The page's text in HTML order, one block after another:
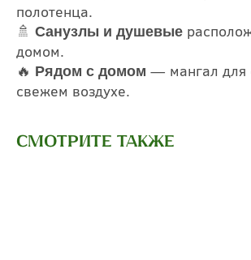
полотенца.
🚿 Санузлы и душевые
домом.
🔥 Рядом с домом — мангал для
свежем воздухе.
Смотрите также